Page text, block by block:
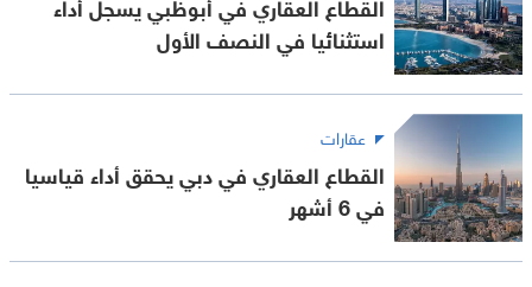
استثنائيا في النصف الأول
عقارات
القطاع العقاري في دبي يحقق أداء قياسيا
في 6 أشهر